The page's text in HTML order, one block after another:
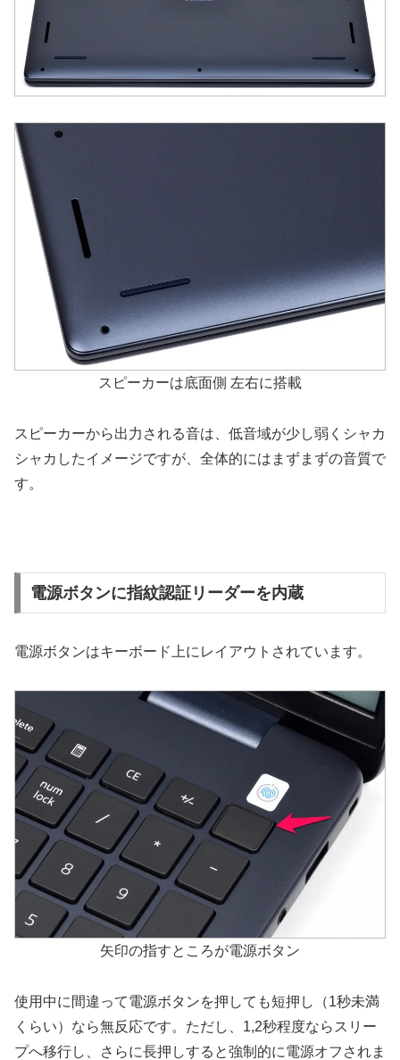
スピーカーは底面側 左右に搭載
スピーカーから出力される音は、低音域が少し弱くシャカ
シャカしたイメージですが、全体的にはまずまずの音質で
す。
電源ボタンに指紋認証リーダーを内蔵
電源ボタンはキーボード上にレイアウトされています。
矢印の指すところが電源ボタン
使用中に間違って電源ボタンを押しても短押し（1秒未満
くらい）なら無反応です。ただし、1,2秒程度ならスリー
プへ移行し、さらに長押しすると強制的に電源オフされま